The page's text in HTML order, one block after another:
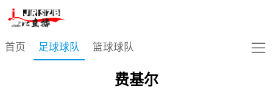
首页 足球球队 篮球球队
费基尔